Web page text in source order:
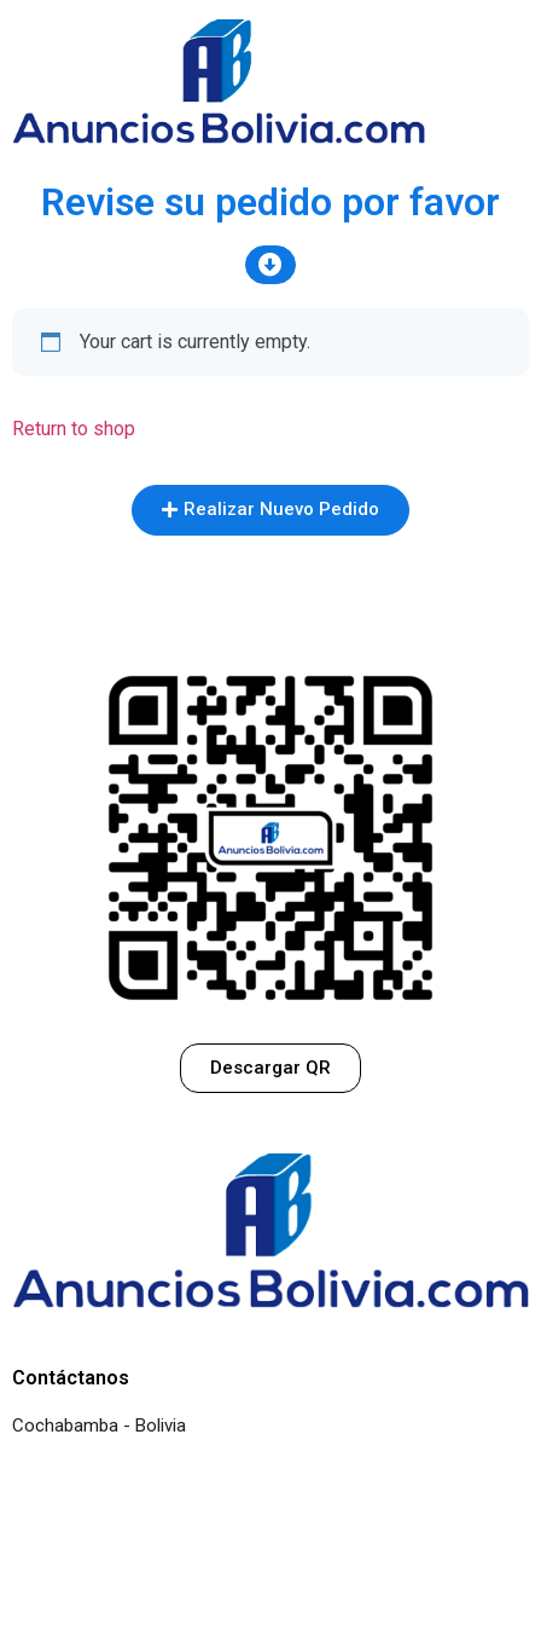
Revise su pedido por favor
Your cart is currently empty.
Return to shop
Realizar Nuevo Pedido
Descargar QR
Contáctanos
Cochabamba - Bolivia